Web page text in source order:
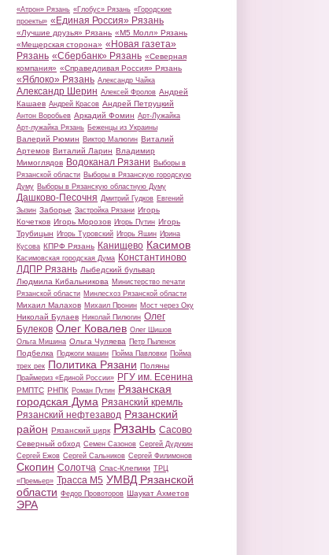
«Атрон» Рязань «Глобус» Рязань «Городские
проекты» «Единая Россия» Рязань
«Лучшие друзья» Рязань «М5 Молл» Рязань
«Мещерская сторона» «Новая газета»
Рязань «Сбербанк» Рязань «Северная
компания» «Справедливая Россия» Рязань
«Яблоко» Рязань Александр Чайка
Александр Шерин Алексей Фролов Андрей
Кашаев Андрей Красов Андрей Петруцкий
Антон Воробьев Аркадий Фомин Арт-Лужайка
Арт-лужайка Рязань Беженцы из Украины
Валерий Рюмин Виктор Малюгин Виталий
Артемов Виталий Ларин Владимир
Мимоглядов Водоканал Рязани Выборы в
Рязанской области Выборы в Рязанскую городскую
Думу Выборы в Рязанскую областную Думу
Дашково-Песочня Дмитрий Гудков Евгений
Зызин Заборье Застройка Рязани Игорь
Кочетков Игорь Морозов Игорь Путин Игорь
Трубицын Игорь Туровский Игорь Яшин Ирина
Кусова КПРФ Рязань Канищево Касимов
Касимовская городская Дума Константиново
ЛДПР Рязань Лыбедский бульвар
Людмила Кибальникова Министерство печати
Рязанской области Минлесхоз Рязанской области
Михаил Малахов Михаил Пронин Мост через Оку
Николай Булаев Николай Пилюгин Олег
Булеков Олег Ковалев Олег Шишов
Ольга Мишина Ольга Чуляева Петр Пыленок
Подбелка Поджоги машин Пойма Павловки Пойма
трех рек Политика Рязани Поляны
Праймериз «Единой России» РГУ им. Есенина
РМПТС РНПК Роман Путин Рязанская
городская Дума Рязанский кремль
Рязанский нефтезавод Рязанский
район Рязанский цирк Рязань Сасово
Северный обход Семен Сазонов Сергей Дудукин
Сергей Ежов Сергей Сальников Сергей Филимонов
Скопин Солотча Спас-Клепики ТРЦ
«Премьер» Трасса М5 УМВД Рязанской
области Федор Провоторов Шаукат Ахметов
ЭРА